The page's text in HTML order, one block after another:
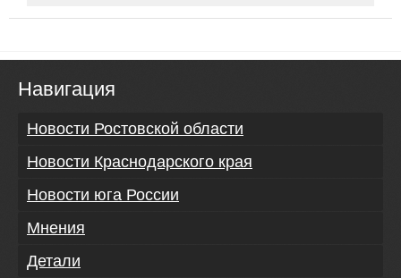
Навигация
Новости Ростовской области
Новости Краснодарского края
Новости юга России
Мнения
Детали